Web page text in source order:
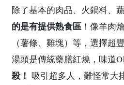
除了基本的肉品、火鍋料、
的是有提供熟食區 ！像羊肉
（薯條、雞塊）等，選擇超
湯頭是傳統藥膳紅燒，味道
殺！ 吸引超多人，難怪常大